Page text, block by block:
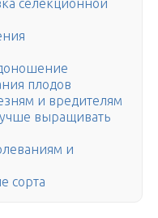
селекционной
плодов
и вредителям
выращивать
и
сорта